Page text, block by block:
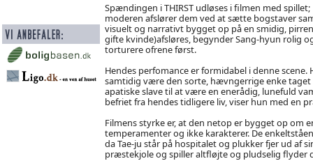
Spændingen i THIRST udløses i filmen med
moderen afslører dem ved at sætte bogstaver
visuelt og narrativt bygget op på en smidig,
gifte kvinde)afsløres, begynder Sang-hyun rolig
torturere ofrene først.
Hendes perfomance er formidabel i denne
samtidig være den sorte, hævngerrige enke
apatiske slave til at være en enerådig, lunefuld
befriet fra hendes tidligere liv, viser hun med en
Filmens styrke er, at den netop er bygget op
temperamenter og ikke karakterer. De
da Tae-ju står på hospitalet og plukker fjer ud af
præstekjole og spiller altfløjte og pludselig flyder